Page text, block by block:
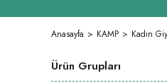
Anasayfa KAMP Kadın
Ürün Grupları